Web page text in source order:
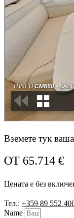
Вземете тук
ОТ 65.714 €
Цената е без
Тел.: +359 89 552
Name